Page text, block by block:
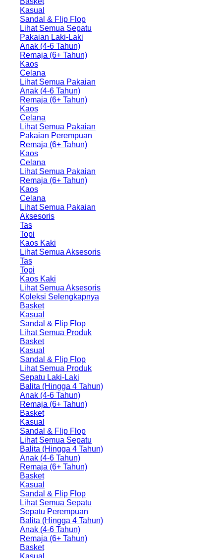
Kasual
Sandal & Flip Flop
Lihat Semua Sepatu
Pakaian Laki-Laki
Anak (4-6 Tahun)
Remaja (6+ Tahun)
Kaos
Celana
Lihat Semua Pakaian
Anak (4-6 Tahun)
Remaja (6+ Tahun)
Kaos
Celana
Lihat Semua Pakaian
Pakaian Perempuan
Remaja (6+ Tahun)
Kaos
Celana
Lihat Semua Pakaian
Remaja (6+ Tahun)
Kaos
Celana
Lihat Semua Pakaian
Aksesoris
Tas
Topi
Kaos Kaki
Lihat Semua Aksesoris
Tas
Topi
Kaos Kaki
Lihat Semua Aksesoris
Koleksi Selengkapnya
Basket
Kasual
Sandal & Flip Flop
Lihat Semua Produk
Basket
Kasual
Sandal & Flip Flop
Lihat Semua Produk
Sepatu Laki-Laki
Balita (Hingga 4 Tahun)
Anak (4-6 Tahun)
Remaja (6+ Tahun)
Basket
Kasual
Sandal & Flip Flop
Lihat Semua Sepatu
Balita (Hingga 4 Tahun)
Anak (4-6 Tahun)
Remaja (6+ Tahun)
Basket
Kasual
Sandal & Flip Flop
Lihat Semua Sepatu
Sepatu Perempuan
Balita (Hingga 4 Tahun)
Anak (4-6 Tahun)
Remaja (6+ Tahun)
Basket
Kasual